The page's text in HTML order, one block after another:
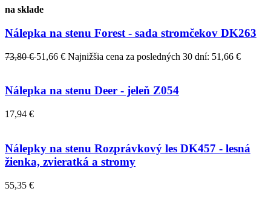
na sklade
Nálepka na stenu Forest - sada stromčekov DK263
73,80 €51,66 € Najnižšia cena za posledných 30 dní: 51,66 €
Nálepka na stenu Deer - jeleň Z054
17,94 €
Nálepky na stenu Rozprávkový les DK457 - lesná
žienka, zvieratká a stromy
55,35 €